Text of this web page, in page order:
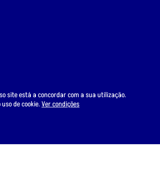
site está a concordar com a sua utilização.
de cookie.Ver condições